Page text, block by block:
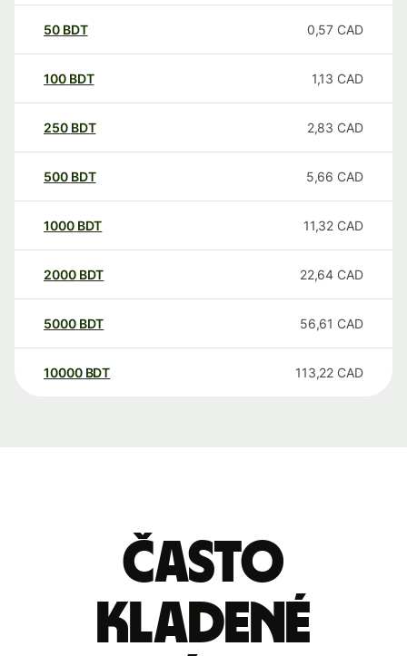
50 BDT 0,57 CAD
100 BDT 1,13 CAD
250 BDT 2,83 CAD
500 BDT 5,66 CAD
1000 BDT 11,32 CAD
2000 BDT 22,64 CAD
5000 BDT 56,61 CAD
10000 BDT 113,22 CAD
Často
kladené